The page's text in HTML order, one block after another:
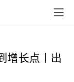
增长点丨出